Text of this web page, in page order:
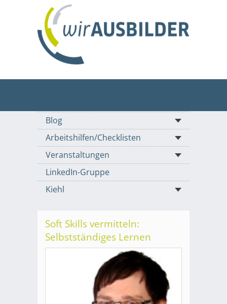
Blog
Arbeitshilfen/Checklisten
Veranstaltungen
LinkedIn-Gruppe
Kiehl
Soft Skills vermitteln:
Selbstständiges Lernen